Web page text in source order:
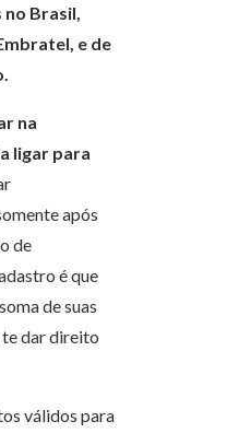
Brasil,
e de
na
ligar para
após
de
é que
de suas
te dar direito
válidos para